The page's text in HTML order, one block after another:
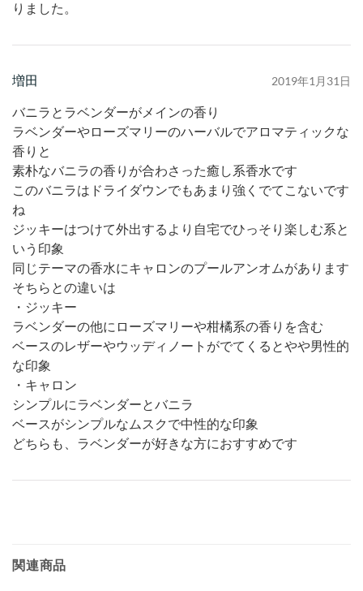
りました。
増田 2019年1月31日
バニラとラベンダーがメインの香り
ラベンダーやローズマリーのハーバルでアロマティックな
香りと
素朴なバニラの香りが合わさった癒し系香水です
このバニラはドライダウンでもあまり強くでてこないです
ね
ジッキーはつけて外出するより自宅でひっそり楽しむ系と
いう印象
同じテーマの香水にキャロンのプールアンオムがあります
そちらとの違いは
・ジッキー
ラベンダーの他にローズマリーや柑橘系の香りを含む
ベースのレザーやウッディノートがでてくるとやや男性的
な印象
・キャロン
シンプルにラベンダーとバニラ
ベースがシンプルなムスクで中性的な印象
どちらも、ラベンダーが好きな方におすすめです
関連商品